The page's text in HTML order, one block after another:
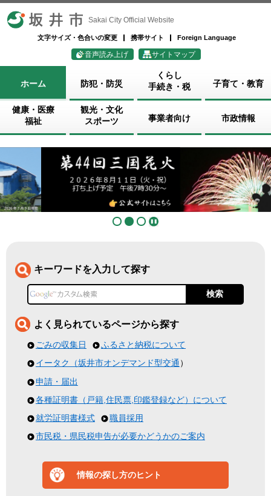
坂井市 Sakai City Official Website
文字サイズ・色合いの変更 携帯サイト Foreign Language
音声読み上げ サイトマップ
ホーム 防犯・防災
くらし
手続き・税
子育て・教育
健康・医療
福祉
観光・文化
スポーツ
事業者向け 市政情報
キーワードを入力して探す
よく見られているページから探す
ごみの収集日
ふるさと納税について
イータク（坂井市オンデマンド型交通 ）
申請・届出
各種証明書（戸籍,住民票,印鑑登録など）について
就労証明書様式
職員採用
市民税・県民税申告が必要かどうかのご案内
情報の探し方のヒント